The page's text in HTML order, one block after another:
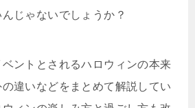
じゃないでしょうか？
ントとされるハロウィンの本来
違いなどをまとめて解説してい